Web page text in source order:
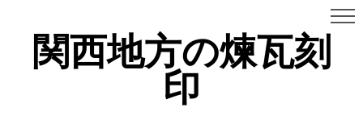
関西地方の煉瓦刻
印